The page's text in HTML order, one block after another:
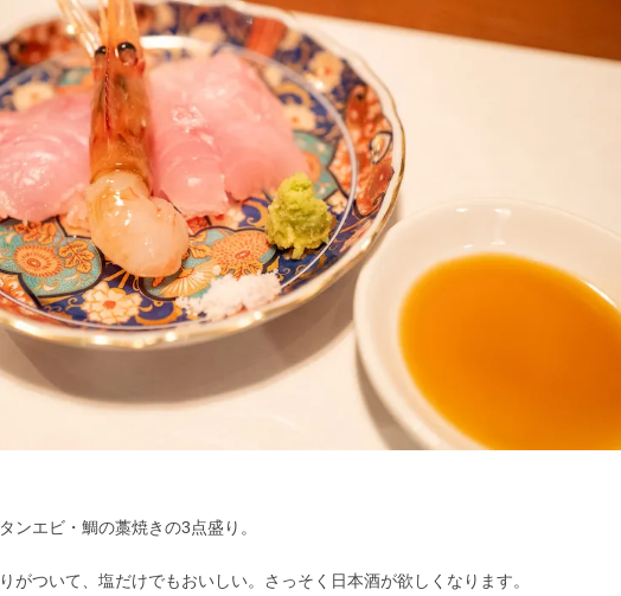
ンエビ・鯛の藁焼きの3点盛り。
がついて、塩だけでもおいしい。さっそく日本酒が欲しくなります。